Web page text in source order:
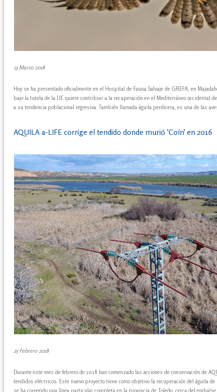
13 Marzo 2018
Hoy se ha presentado oficialmente en el Hospital de Fauna Salvaje de GREFA, en
bajo la tutela de la UE quiere contribuir a la recuperación en el Mediterráneo occidental
a su tendencia poblacional regresiva. También llamada águila perdicera, es una de las
AQUILA a-LIFE corrige el tendido donde murió 'Coín' en 2016
25 Febrero 2018
Durante este mes de febrero de 2018 han comenzado las acciones de conservación de
tendidos eléctricos. Este nuevo proyecto tiene como objetivo la recuperación del águila
se ha corregido una línea particular completa en la provincia de Toledo, cerca del